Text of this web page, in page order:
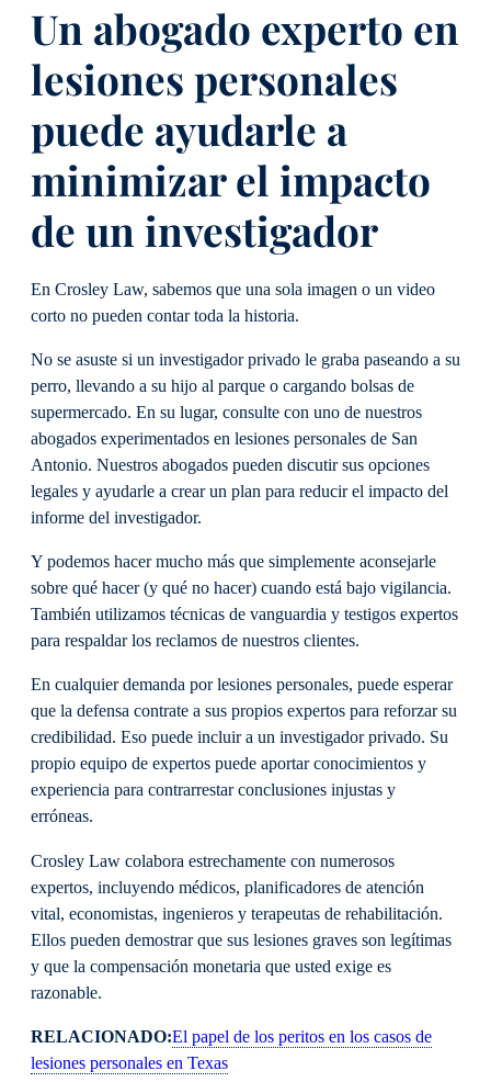
Un abogado experto en
lesiones personales
puede ayudarle a
minimizar el impacto
de un investigador
En Crosley Law, sabemos que una sola imagen o un video
corto no pueden contar toda la historia.
No se asuste si un investigador privado le graba paseando a su
perro, llevando a su hijo al parque o cargando bolsas de
supermercado. En su lugar, consulte con uno de nuestros
abogados experimentados en lesiones personales de San
Antonio. Nuestros abogados pueden discutir sus opciones
legales y ayudarle a crear un plan para reducir el impacto del
informe del investigador.
Y podemos hacer mucho más que simplemente aconsejarle
sobre qué hacer (y qué no hacer) cuando está bajo vigilancia.
También utilizamos técnicas de vanguardia y testigos expertos
para respaldar los reclamos de nuestros clientes.
En cualquier demanda por lesiones personales, puede esperar
que la defensa contrate a sus propios expertos para reforzar su
credibilidad. Eso puede incluir a un investigador privado. Su
propio equipo de expertos puede aportar conocimientos y
experiencia para contrarrestar conclusiones injustas y
erróneas.
Crosley Law colabora estrechamente con numerosos
expertos, incluyendo médicos, planificadores de atención
vital, economistas, ingenieros y terapeutas de rehabilitación.
Ellos pueden demostrar que sus lesiones graves son legítimas
y que la compensación monetaria que usted exige es
razonable.
RELACIONADO:El papel de los peritos en los casos de
lesiones personales en Texas